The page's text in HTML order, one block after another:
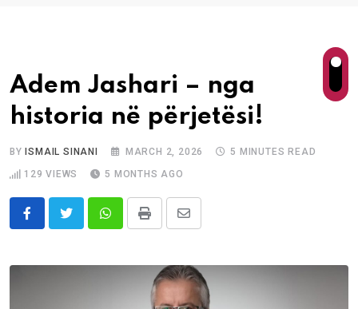
Adem Jashari – nga
historia në përjetësi!
BY ISMAIL SINANI MARCH 2, 2026
5 MINUTES READ
129 VIEWS 5 MONTHS AGO
WhatsappPrint
Share
Email